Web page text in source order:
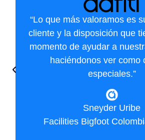
“Lo que más valoramos es
cliente y la disposición que
momento de ayudar a
haciéndonos ver como
especiales.”
Sneyder Uribe
Facilities Bigfoot